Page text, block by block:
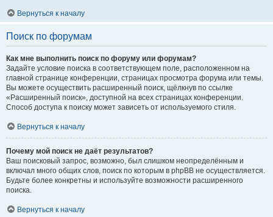
Вернуться к началу
Поиск по форумам
Как мне выполнить поиск по форуму или форумам?
Задайте условие поиска в соответствующем поле, расположенном на
главной странице конференции, страницах просмотра форума или темы.
Вы можете осуществить расширенный поиск, щёлкнув по ссылке
«Расширенный поиск», доступной на всех страницах конференции.
Способ доступа к поиску может зависеть от используемого стиля.
Вернуться к началу
Почему мой поиск не даёт результатов?
Ваш поисковый запрос, возможно, был слишком неопределённым и
включал много общих слов, поиск по которым в phpBB не осуществляется.
Будьте более конкретны и используйте возможности расширенного
поиска.
Вернуться к началу